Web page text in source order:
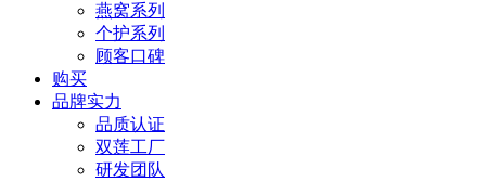
燕窝系列
个护系列
顾客口碑
购买
品牌实力
品质认证
双莲工厂
研发团队